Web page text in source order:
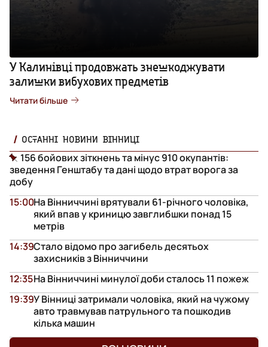
У Калинівці продовжать знешкоджувати
залишки вибухових предметів
Читати більше
ОСТАННІ НОВИНИ ВІННИЦІ
156 бойових зіткнень та мінус 910 окупантів:
зведення Генштабу та дані щодо втрат ворога за
добу
На Вінниччині врятували 61-річного чоловіка,
який впав у криницю завглибшки понад 15
метрів
15:00
Стало відомо про загибель десятьох
захисників з Вінниччини
14:39
На Вінниччині минулої доби сталось 11 пожеж
12:35
У Вінниці затримали чоловіка, який на чужому
авто травмував патрульного та пошкодив
кілька машин
19:39